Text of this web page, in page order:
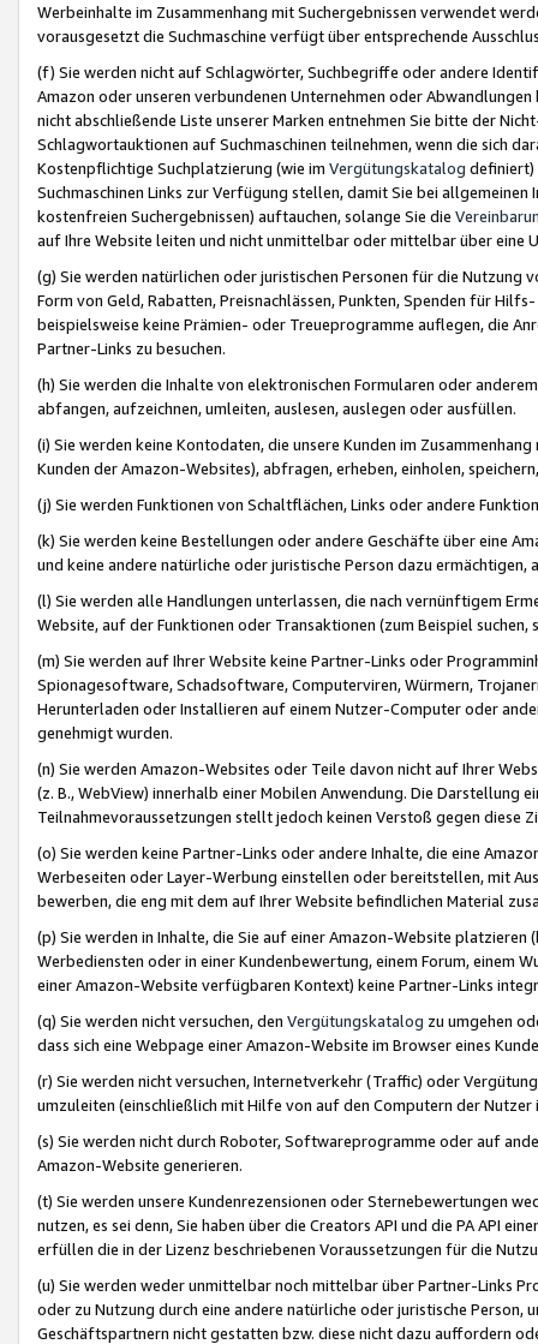
Werbeinhalte im Zusammenhang mit Suchergebnissen verwendet
vorausgesetzt die Suchmaschine verfügt über entsprechende
(f) Sie werden nicht auf Schlagwörter, Suchbegriffe oder andere
Amazon oder unseren verbundenen Unternehmen oder
nicht abschließende Liste unserer Marken entnehmen Sie bitte der
Schlagwortauktionen auf Suchmaschinen teilnehmen, wenn die sich
Kostenpflichtige Suchplatzierung (wie im Vergütungskatalog definiert)
Suchmaschinen Links zur Verfügung stellen, damit Sie bei
kostenfreien Suchergebnissen) auftauchen, solange Sie die
auf Ihre Website leiten und nicht unmittelbar oder mittelbar über eine
(g) Sie werden natürlichen oder juristischen Personen für die Nutzung
Form von Geld, Rabatten, Preisnachlässen, Punkten, Spenden für
beispielsweise keine Prämien- oder Treueprogramme auflegen, die
Partner-Links zu besuchen.
(h) Sie werden die Inhalte von elektronischen Formularen oder
abfangen, aufzeichnen, umleiten, auslesen, auslegen oder ausfüllen.
(i) Sie werden keine Kontodaten, die unsere Kunden im
Kunden der Amazon-Websites), abfragen, erheben, einholen,
(j) Sie werden Funktionen von Schaltflächen, Links oder andere
(k) Sie werden keine Bestellungen oder andere Geschäfte über eine
und keine andere natürliche oder juristische Person dazu
(l) Sie werden alle Handlungen unterlassen, die nach vernünftigem
Website, auf der Funktionen oder Transaktionen (zum Beispiel
(m) Sie werden auf Ihrer Website keine Partner-Links oder
Spionagesoftware, Schadsoftware, Computerviren, Würmern,
Herunterladen oder Installieren auf einem Nutzer-Computer oder
genehmigt wurden.
(n) Sie werden Amazon-Websites oder Teile davon nicht auf Ihrer
(z. B., WebView) innerhalb einer Mobilen Anwendung. Die Darstellung
Teilnahmevoraussetzungen stellt jedoch keinen Verstoß gegen diese
(o) Sie werden keine Partner-Links oder andere Inhalte, die eine
Werbeseiten oder Layer-Werbung einstellen oder bereitstellen, mit
bewerben, die eng mit dem auf Ihrer Website befindlichen Material
(p) Sie werden in Inhalte, die Sie auf einer Amazon-Website
Werbediensten oder in einer Kundenbewertung, einem Forum, einem
einer Amazon-Website verfügbaren Kontext) keine Partner-Links
(q) Sie werden nicht versuchen, den Vergütungskatalog zu umgehen
dass sich eine Webpage einer Amazon-Website im Browser eines
(r) Sie werden nicht versuchen, Internetverkehr (Traffic) oder
umzuleiten (einschließlich mit Hilfe von auf den Computern der
(s) Sie werden nicht durch Roboter, Softwareprogramme oder auf
Amazon-Website generieren.
(t) Sie werden unsere Kundenrezensionen oder Sternebewertungen
nutzen, es sei denn, Sie haben über die Creators API und die PA API
erfüllen die in der Lizenz beschriebenen Voraussetzungen für die
(u) Sie werden weder unmittelbar noch mittelbar über Partner-Links
oder zu Nutzung durch eine andere natürliche oder juristische
Geschäftspartnern nicht gestatten bzw. diese nicht dazu auffordern